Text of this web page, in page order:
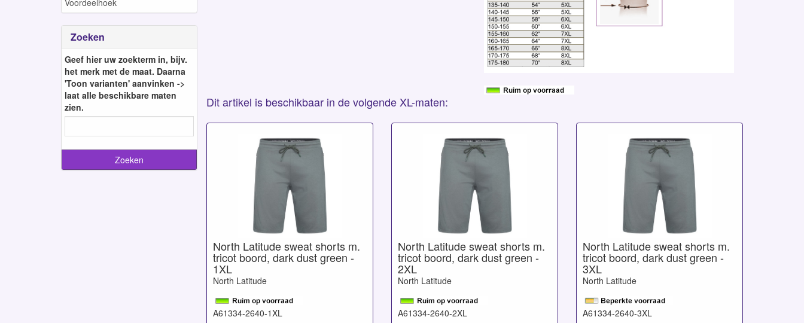
Zoeken
Geef hier uw zoekterm in, bijv.
het merk met de maat. Daarna
'Toon varianten' aanvinken ->
laat alle beschikbare maten
zien.
Dit artikel is beschikbaar in de volgende XL-maten:
North Latitude sweat shorts m.
tricot boord, dark dust green -
1XL
North Latitude
A61334-2640-1XL
North Latitude sweat shorts m.
tricot boord, dark dust green -
2XL
North Latitude
A61334-2640-2XL
North Latitude sweat shorts m.
tricot boord, dark dust green -
3XL
North Latitude
A61334-2640-3XL